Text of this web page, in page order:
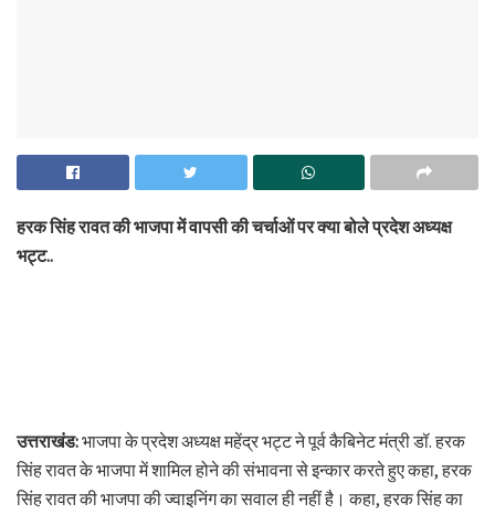
हरक सिंह रावत की भाजपा में वापसी की चर्चाओं पर क्या बोले प्रदेश अध्यक्ष
भट्ट..
उत्तराखंड:भाजपा के प्रदेश अध्यक्ष महेंद्र भट्ट ने पूर्व कैबिनेट मंत्री डॉ. हरक
सिंह रावत के भाजपा में शामिल होने की संभावना से इन्कार करते हुए कहा, हरक
सिंह रावत की भाजपा की ज्वाइनिंग का सवाल ही नहीं है। कहा, हरक सिंह का